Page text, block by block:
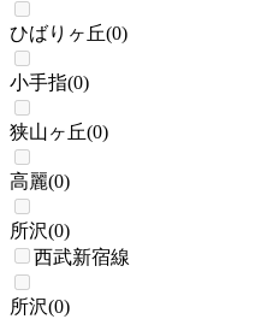
ひばりヶ丘(0)
小手指(0)
狭山ヶ丘(0)
高麗(0)
所沢(0)
西武新宿線
所沢(0)